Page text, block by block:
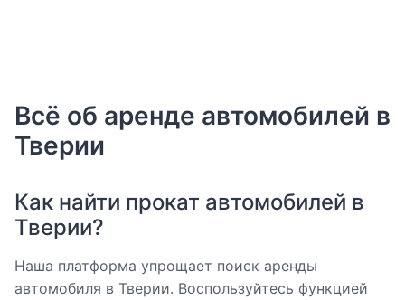
Всё об аренде автомобилей в
Тверии
Как найти прокат автомобилей в
Тверии?
Наша платформа упрощает поиск аренды
автомобиля в Тверии. Воспользуйтесь функцией